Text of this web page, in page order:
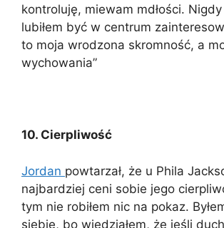
kontroluję, miewam mdłości.
lubiłem być w centrum
to moja wrodzona skromność, a
wychowania”
10. Cierpliwość
Jordan powtarzał, że u Phila
najbardziej ceni sobie jego
tym nie robiłem nic na pokaz.
siebie, bo wiedziałem, że jeśli